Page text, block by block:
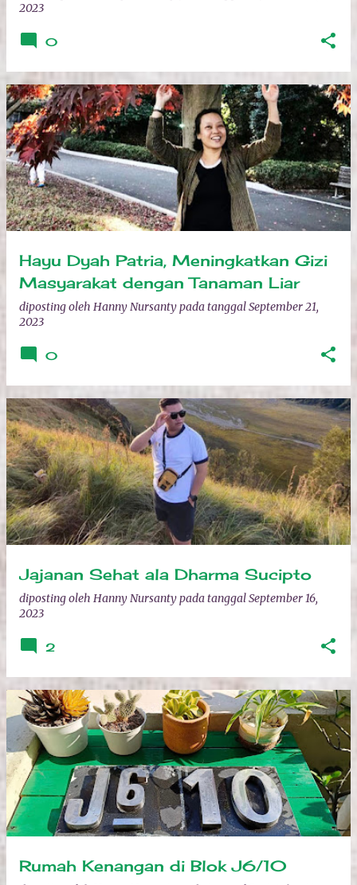
2023
0
Hayu Dyah Patria, Meningkatkan Gizi
Masyarakat dengan Tanaman Liar
diposting oleh Hanny Nursantypada tanggalSeptember 21,
2023
0
Jajanan Sehat ala Dharma Sucipto
diposting oleh Hanny Nursantypada tanggalSeptember 16,
2023
2
Rumah Kenangan di Blok J6/10